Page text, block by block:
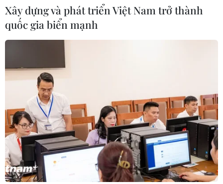
Lào yêu cầu người nhập cảnh trình kết
quả xét nghiệm PCR trong 24 giờ
21/04/2022 09:31
Hành khách tới Lào cũng phải thực hiện xét nghiệm
nhanh COVID-19, ai âm tính có thể nhập cảnh còn
những người có kết quả xét nghiệm dương tính sẽ được
cách ly tại một khách sạn được chỉ định.
Xây dựng và phát triển Việt Nam trở thành
quốc gia biển mạnh